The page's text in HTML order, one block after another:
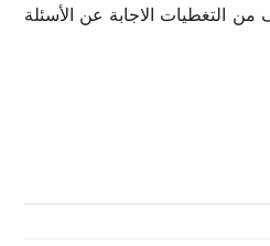
من التغطيات الاجابة عن الأسئلة